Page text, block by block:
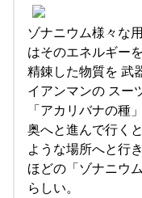
ゾナニウム様々な
はそのエネルギー
精錬した物質を 武
イアンマンの スー
「アカリバナの種
奥へと進んで行く
ような場所へと行
ほどの「ゾナニウ
らしい。